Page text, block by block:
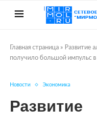
Главная страница » Развитие
получило большой импульс в
Новости Экономика
Развитие